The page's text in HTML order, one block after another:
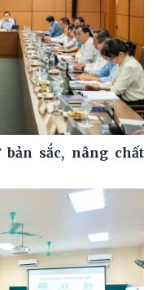
bản sắc, nâng chất